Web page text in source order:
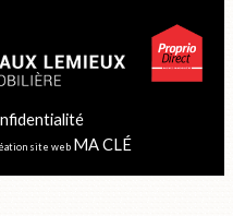
site web MA CLÉ